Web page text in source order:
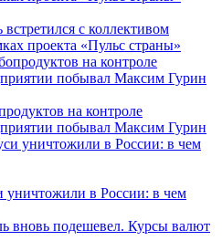
с коллективом
проекта «Пульс страны»
на контроле
побывал Максим Гурин
уничтожили в России: в чем